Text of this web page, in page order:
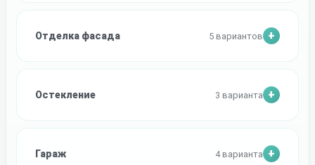
Отделка фасада 5 вариантов
Остекление 3 варианта
Гараж 4 варианта